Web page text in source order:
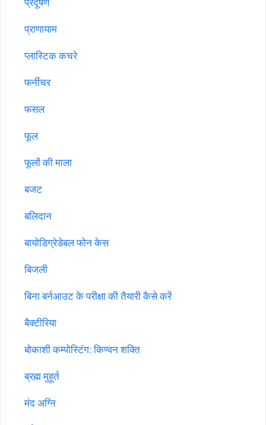
प्राणायाम
प्लास्टिक कचरे
फर्नीचर
फसल
फूल
फूलों की माला
बजट
बलिदान
बायोडिग्रेडेबल फोन केस
बिजली
बिना बर्नआउट के परीक्षा की तैयारी कैसे करें
बैक्टीरिया
बोकाशी कम्पोस्टिंग: किण्वन शक्ति
ब्रह्म मुहूर्त
मंद अग्नि